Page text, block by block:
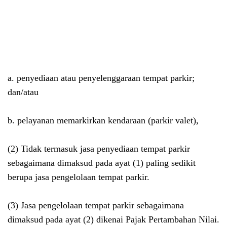
a. penyediaan atau penyelenggaraan tempat parkir;
dan/atau
b. pelayanan memarkirkan kendaraan (parkir valet),
(2) Tidak termasuk jasa penyediaan tempat parkir
sebagaimana dimaksud pada ayat (1) paling sedikit
berupa jasa pengelolaan tempat parkir.
(3) Jasa pengelolaan tempat parkir sebagaimana
dimaksud pada ayat (2) dikenai Pajak Pertambahan Nilai.